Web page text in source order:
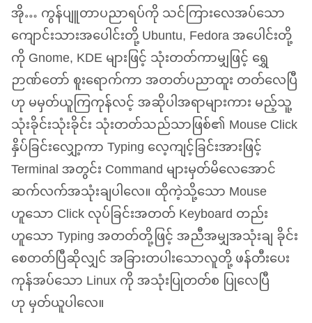
အို… ကွန်ပျူတာပညာရပ်ကို သင်ကြားလေအပ်သော
ကျောင်းသားအပေါင်းတို့ Ubuntu, Fedora အပေါင်းတို့
ကို Gnome,KDEများဖြင့် သုံးတတ်ကာမျှဖြင့် ရွှေ
ဉာဏ်တော် စူးရောက်ကာ အတတ်ပညာထူး တတ်လေပြီ
ဟု မမှတ်ယူကြကုန်လင့် အဆိုပါအရာများကား မည့်သူ့
သုံးခိုင်းသုံးခိုင်း သုံးတတ်သည်သာဖြစ်၏ Mouse Click
နှိပ်ခြင်းလျှော့ကာ Typing လေ့ကျင့်ခြင်းအားဖြင့်
Terminal အတွင်း Command များမှတ်မိလေအောင်
ဆက်လက်အသုံးချပါလေ။ ထိုကဲ့သို့သော Mouse
ဟူသော Click လုပ်ခြင်းအတတ် Keyboard တည်း
ဟူသော Typing အတတ်တို့ဖြင့် အညီအမျှအသုံးချ ခိုင်း
စေတတ်ပြီဆိုလျှင် အခြားတပါးသောလူတို့ ဖန်တီးပေး
ကုန်အပ်သော Linux ကို အသုံးပြုတတ်စ ပြုလေပြီ
ဟု မှတ်ယူပါလေ။